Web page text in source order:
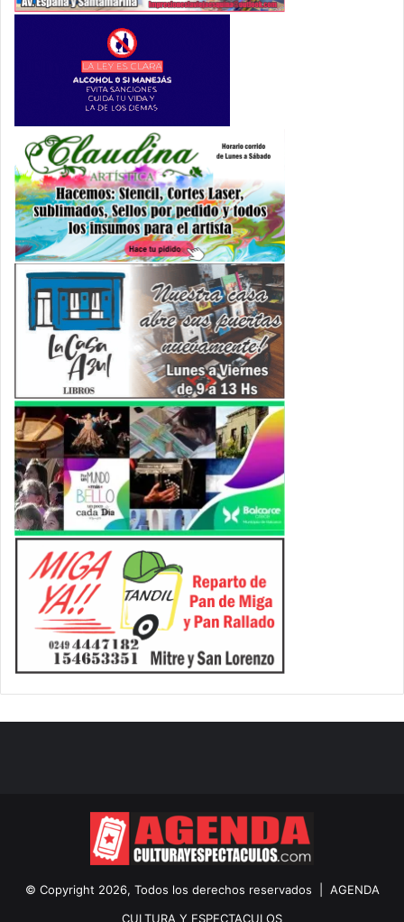
© Copyright 2026, Todos los derechos reservados | AGENDA
CULTURA Y ESPECTACULOS